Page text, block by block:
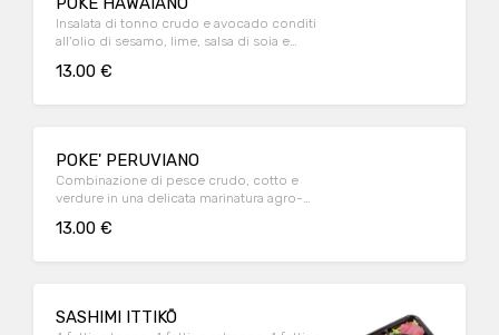
Insalata di tonno crudo e avocado conditi
all'olio di sesamo, lime, salsa di soia e
13.00 €
POKE' PERUVIANO
Combinazione di pesce crudo, cotto e
verdure in una delicata marinatura agro-
13.00 €
SASHIMI ITTIKŌ